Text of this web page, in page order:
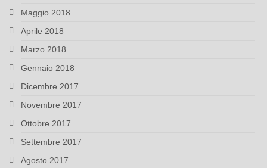
Maggio 2018
Aprile 2018
Marzo 2018
Gennaio 2018
Dicembre 2017
Novembre 2017
Ottobre 2017
Settembre 2017
Agosto 2017